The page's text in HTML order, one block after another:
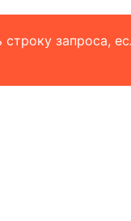
запроса,